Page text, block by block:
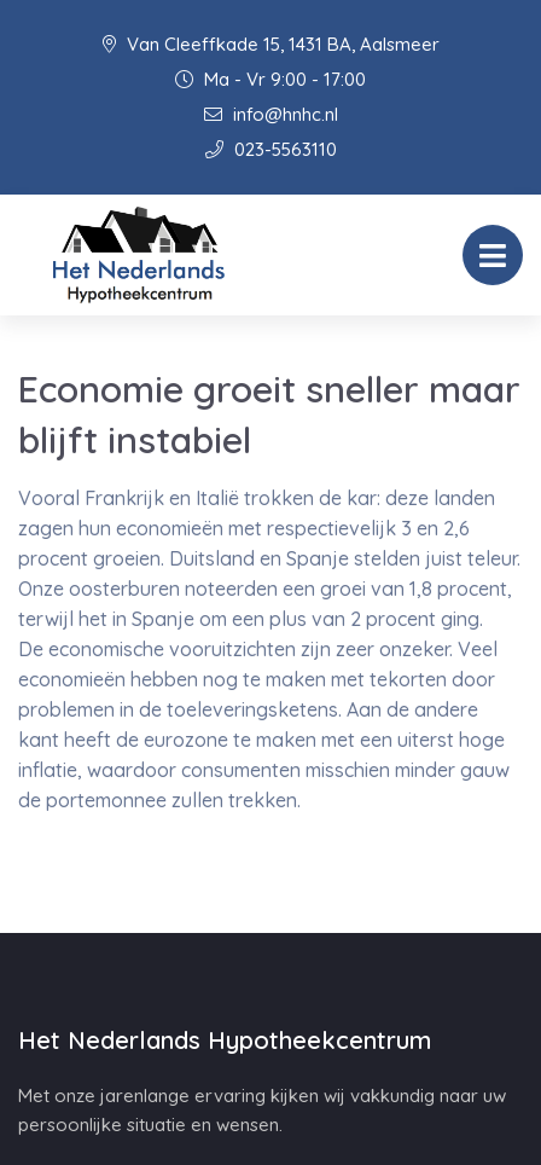
Van Cleeffkade 15, 1431 BA, Aalsmeer
Ma - Vr 9:00 - 17:00
info@hnhc.nl
023-5563110
Economie groeit sneller maar
blijft instabiel
Vooral Frankrijk en Italië trokken de kar: deze landen
zagen hun economieën met respectievelijk 3 en 2,6
procent groeien. Duitsland en Spanje stelden juist teleur.
Onze oosterburen noteerden een groei van 1,8 procent,
terwijl het in Spanje om een plus van 2 procent ging.
De economische vooruitzichten zijn zeer onzeker. Veel
economieën hebben nog te maken met tekorten door
problemen in de toeleveringsketens. Aan de andere
kant heeft de eurozone te maken met een uiterst hoge
inflatie, waardoor consumenten misschien minder gauw
de portemonnee zullen trekken.
Het Nederlands Hypotheekcentrum
Met onze jarenlange ervaring kijken wij vakkundig naar uw
persoonlijke situatie en wensen.